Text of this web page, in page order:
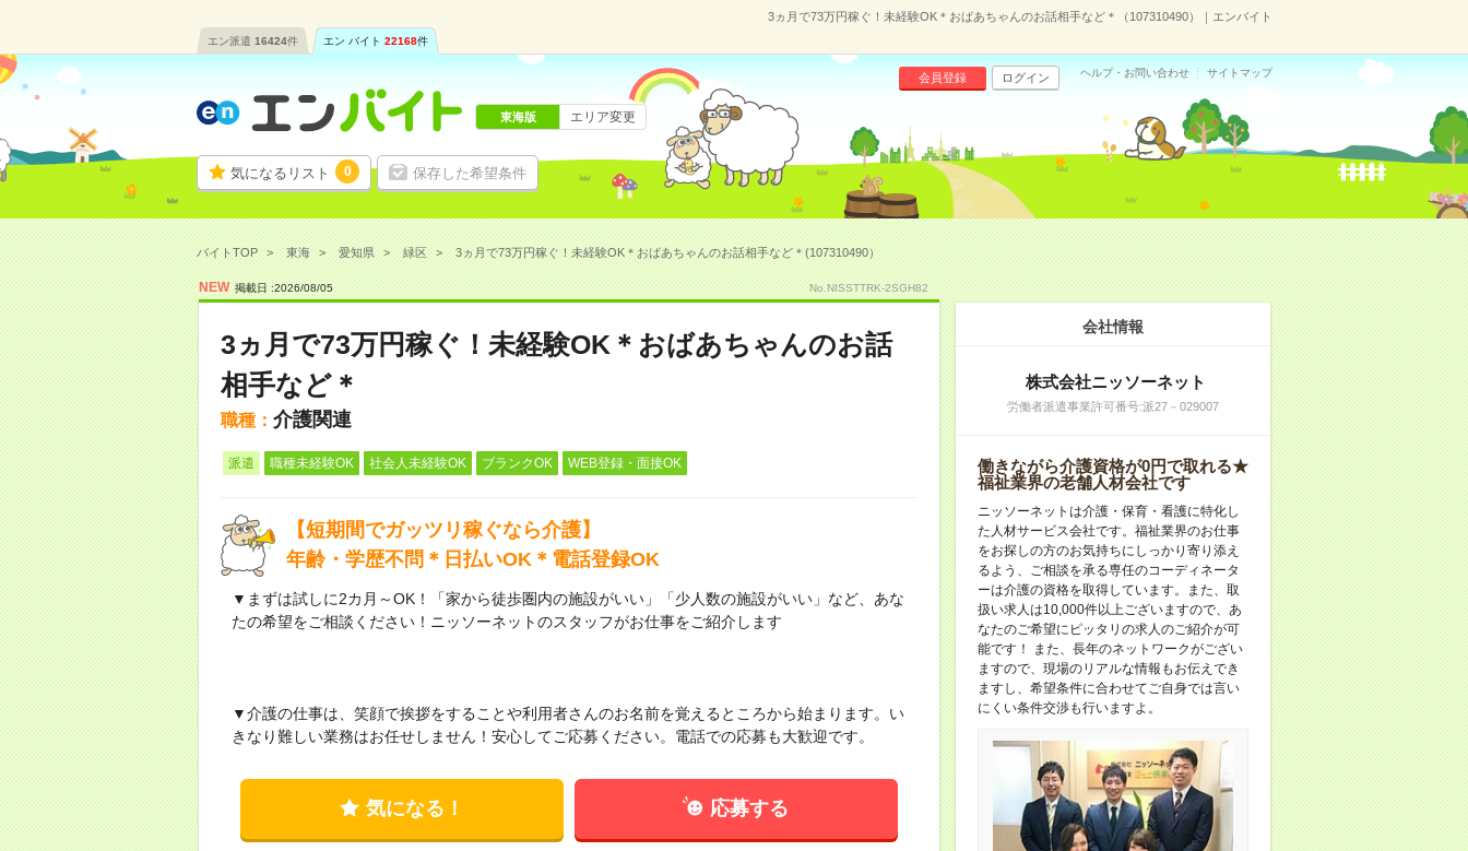
3ヵ月で73万円稼ぐ！未経験OK＊おばあちゃんのお話相手など＊（107310490）｜エンバイト
エン派遣 16424件 エン バイト 22168件
気になるリスト 0 保存した希望条件
会員登録 ログイン ヘルプ・お問い合わせ サイトマップ
東海版 エリア変更
バイトTOP 東海 愛知県 緑区 3ヵ月で73万円稼ぐ！未経験OK＊おばあちゃんのお話相手など＊(107310490）
NEW 掲載日 :2026/08/05 No.NISSTTRK-2SGH82
3ヵ月で73万円稼ぐ！未経験OK＊おばあちゃんのお話
相手など＊
職種： 介護関連
派遣 職種未経験OK 社会人未経験OK ブランクOK WEB登録・面接OK
【短期間でガッツリ稼ぐなら介護】
年齢・学歴不問＊日払いOK＊電話登録OK
▼まずは試しに2カ月～OK！「家から徒歩圏内の施設がいい」「少人数の施設がいい」など、あな
たの希望をご相談ください！ニッソーネットのスタッフがお仕事をご紹介します
▼介護の仕事は、笑顔で挨拶をすることや利用者さんのお名前を覚えるところから始まります。い
きなり難しい業務はお任せしません！安心してご応募ください。電話での応募も大歓迎です。
気になる！ 応募する
会社情報
株式会社ニッソーネット
労働者派遣事業許可番号:派27－029007
働きながら介護資格が0円で取れる★
福祉業界の老舗人材会社です
ニッソーネットは介護・保育・看護に特化し
た人材サービス会社です。福祉業界のお仕事
をお探しの方のお気持ちにしっかり寄り添え
るよう、ご相談を承る専任のコーディネータ
ーは介護の資格を取得しています。また、取
扱い求人は10,000件以上ございますので、あ
なたのご希望にピッタリの求人のご紹介が可
能です！ また、長年のネットワークがござい
ますので、現場のリアルな情報もお伝えでき
ますし、希望条件に合わせてご自身では言い
にくい条件交渉も行いますよ。